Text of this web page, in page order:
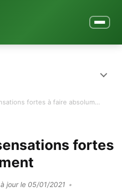
Ouvrir le
4 activités à sensations fortes à faire absolument
fortes
jour le 05/01/2021